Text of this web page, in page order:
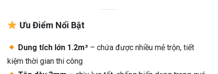
Ưu Điểm Nổi Bật
Dung tích lớn 1.2m³ – chứa được nhiều mẻ trộn, tiết
kiệm thời gian thi công